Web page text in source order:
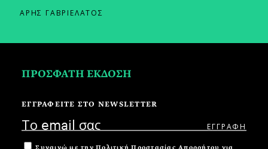
ΑΡΗΣ ΓΑΒΡΙΕΛΑΤΟΣ
ΠΡΟΣΦΑΤΗ ΕΚΔΟΣΗ
ΕΓΓΡΑΦΕΙΤΕ ΣΤΟ NEWSLETTER